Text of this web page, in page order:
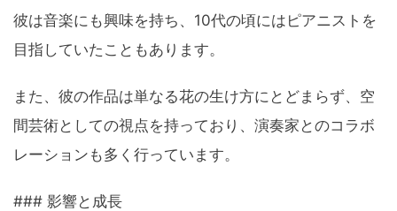
彼は音楽にも興味を持ち、10代の頃にはピアニストを
目指していたこともあります。
また、彼の作品は単なる花の生け方にとどまらず、空
間芸術としての視点を持っており、演奏家とのコラボ
レーションも多く行っています。
### 影響と成長